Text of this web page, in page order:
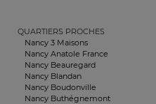
QUARTIERS PROCHES
Nancy 3 Maisons
Nancy Anatole France
Nancy Beauregard
Nancy Blandan
Nancy Boudonville
Nancy Buthégnemont